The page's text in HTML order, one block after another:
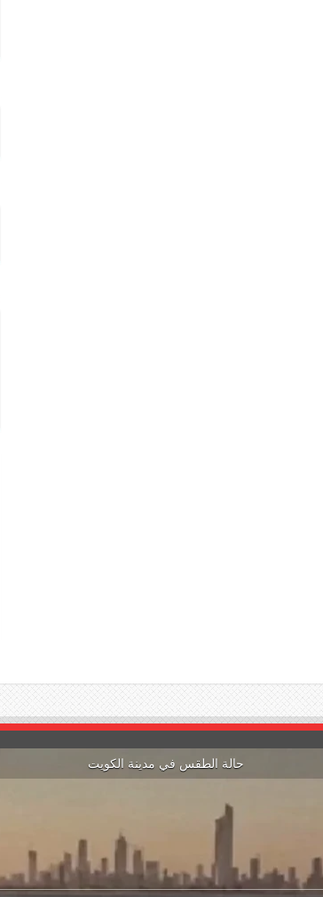
حالة الطقس في مدينة الكويت